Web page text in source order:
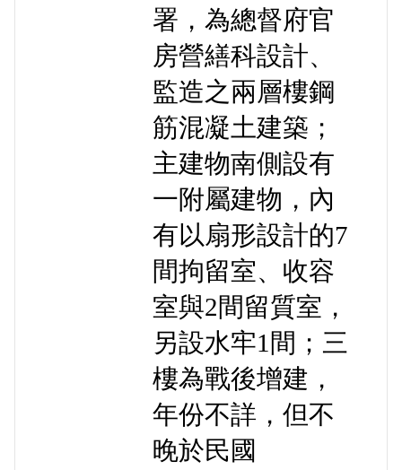
署，為總督府官
房營繕科設計、
監造之兩層樓鋼
筋混凝土建築；
主建物南側設有
一附屬建物，內
有以扇形設計的7
間拘留室、收容
室與2間留質室，
另設水牢1間；三
樓為戰後增建，
年份不詳，但不
晚於民國